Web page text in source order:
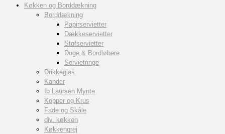
Køkken og Borddækning
Borddækning
Papirservietter
Dækkeservietter
Stofservietter
Duge & Bordløbere
Servietringe
Drikkeglas
Kander
Ib Laursen Mynte
Kopper og Krus
Fade og Skåle
div. køkken
Køkkengrej